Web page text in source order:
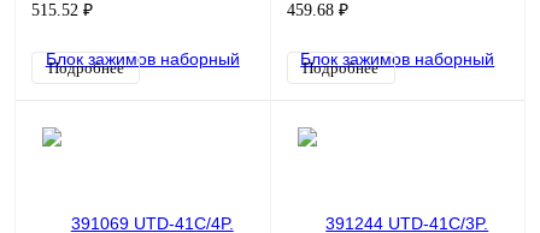
515.52 ₽
Подробнее
459.68 ₽
Подробнее